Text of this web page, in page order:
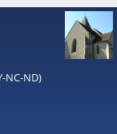
NC-ND)